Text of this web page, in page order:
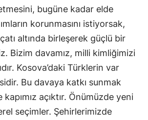
bugüne kadar elde
korunmasını istiyorsak,
altında birleşerek güçlü bir
Bizim davamız, milli kimliğimizi
Kosova’daki Türklerin var
Bu davaya katkı sunmak
açıktır. Önümüzde yeni
seçimler. Şehirlerimizde